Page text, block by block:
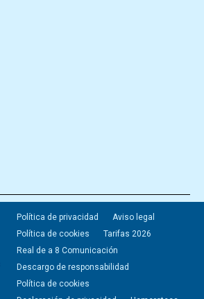
Política de privacidad
Aviso legal
Política de cookies
Tarifas 2026
Real de a 8 Comunicación
Descargo de responsabilidad
Política de cookies